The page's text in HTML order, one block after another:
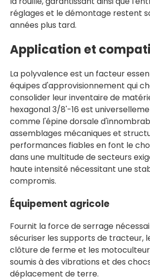
réglages et le démontage restent
années plus tard.
Application et
La polyvalence est un facteur
équipes d'approvisionnement qui
consolider leur inventaire de
hexagonal 3/8'-16 est
comme l'épine dorsale
assemblages mécaniques et
performances fiables en font le
dans une multitude de secteurs
haute intensité nécessitant une
compromis.
Équipement agricole
Fournit la force de serrage
sécuriser les supports de tracteur,
clôture de ferme et les
soumis à des vibrations et des
déplacement de terre.